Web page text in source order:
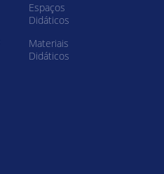
Espaços
Didáticos
Materiais
Didáticos